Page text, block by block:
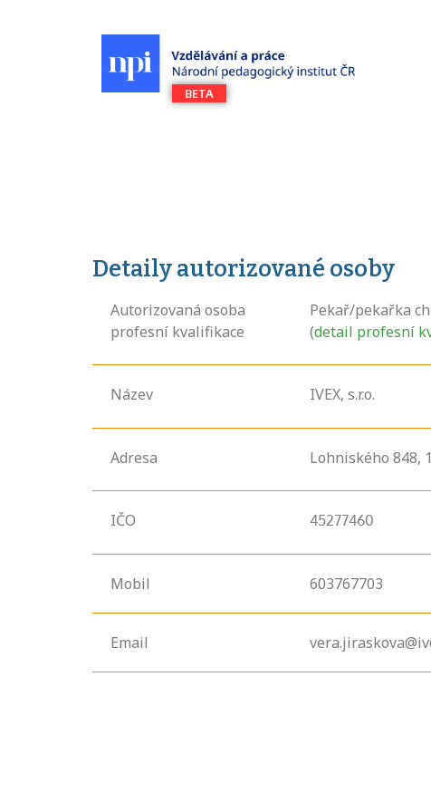
Detaily autorizované osoby
Autorizovaná osoba
profesní kvalifikace
Pekař/pekařka
(detail profesní
Název IVEX, s.r.o.
Adresa Lohniského 848,
IČO 45277460
Mobil 603767703
Email